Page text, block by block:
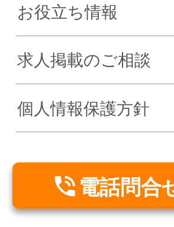
お役立ち情報
求人掲載のご相談
個人情報保護方針
 電話問合